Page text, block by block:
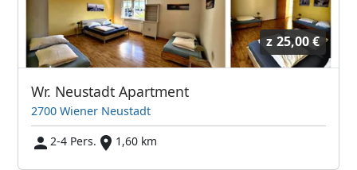
z 25,00 €
Wr. Neustadt Apartment
2700 Wiener Neustadt
2-4 Pers.
1,60 km